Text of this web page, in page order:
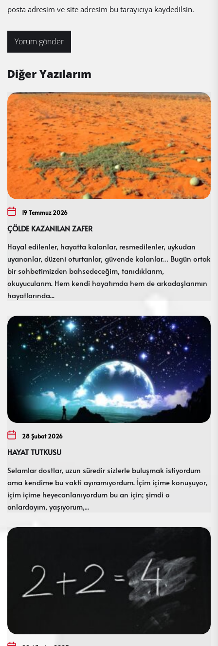
posta adresim ve site adresim bu tarayıcıya kaydedilsin.
Diğer Yazılarım
19 Temmuz 2026
ÇÖLDE KAZANILAN ZAFER
Hayal edilenler, hayatta kalanlar, resmedilenler, uykudan
uyananlar, düzeni oturtanlar, güvende kalanlar… Bugün ortak
bir sohbetimizden bahsedeceğim, tanıdıklarım,
okuyucularım. Hem kendi hayatımda hem de arkadaşlarımın
hayatlarında...
28 Şubat 2026
HAYAT TUTKUSU
Selamlar dostlar, uzun süredir sizlerle buluşmak istiyordum
ama kendime bu vakti ayıramıyordum. İçim içime konuşuyor,
içim içime heyecanlanıyordum bu an için; şimdi o
anlardayım, yaşıyorum,...